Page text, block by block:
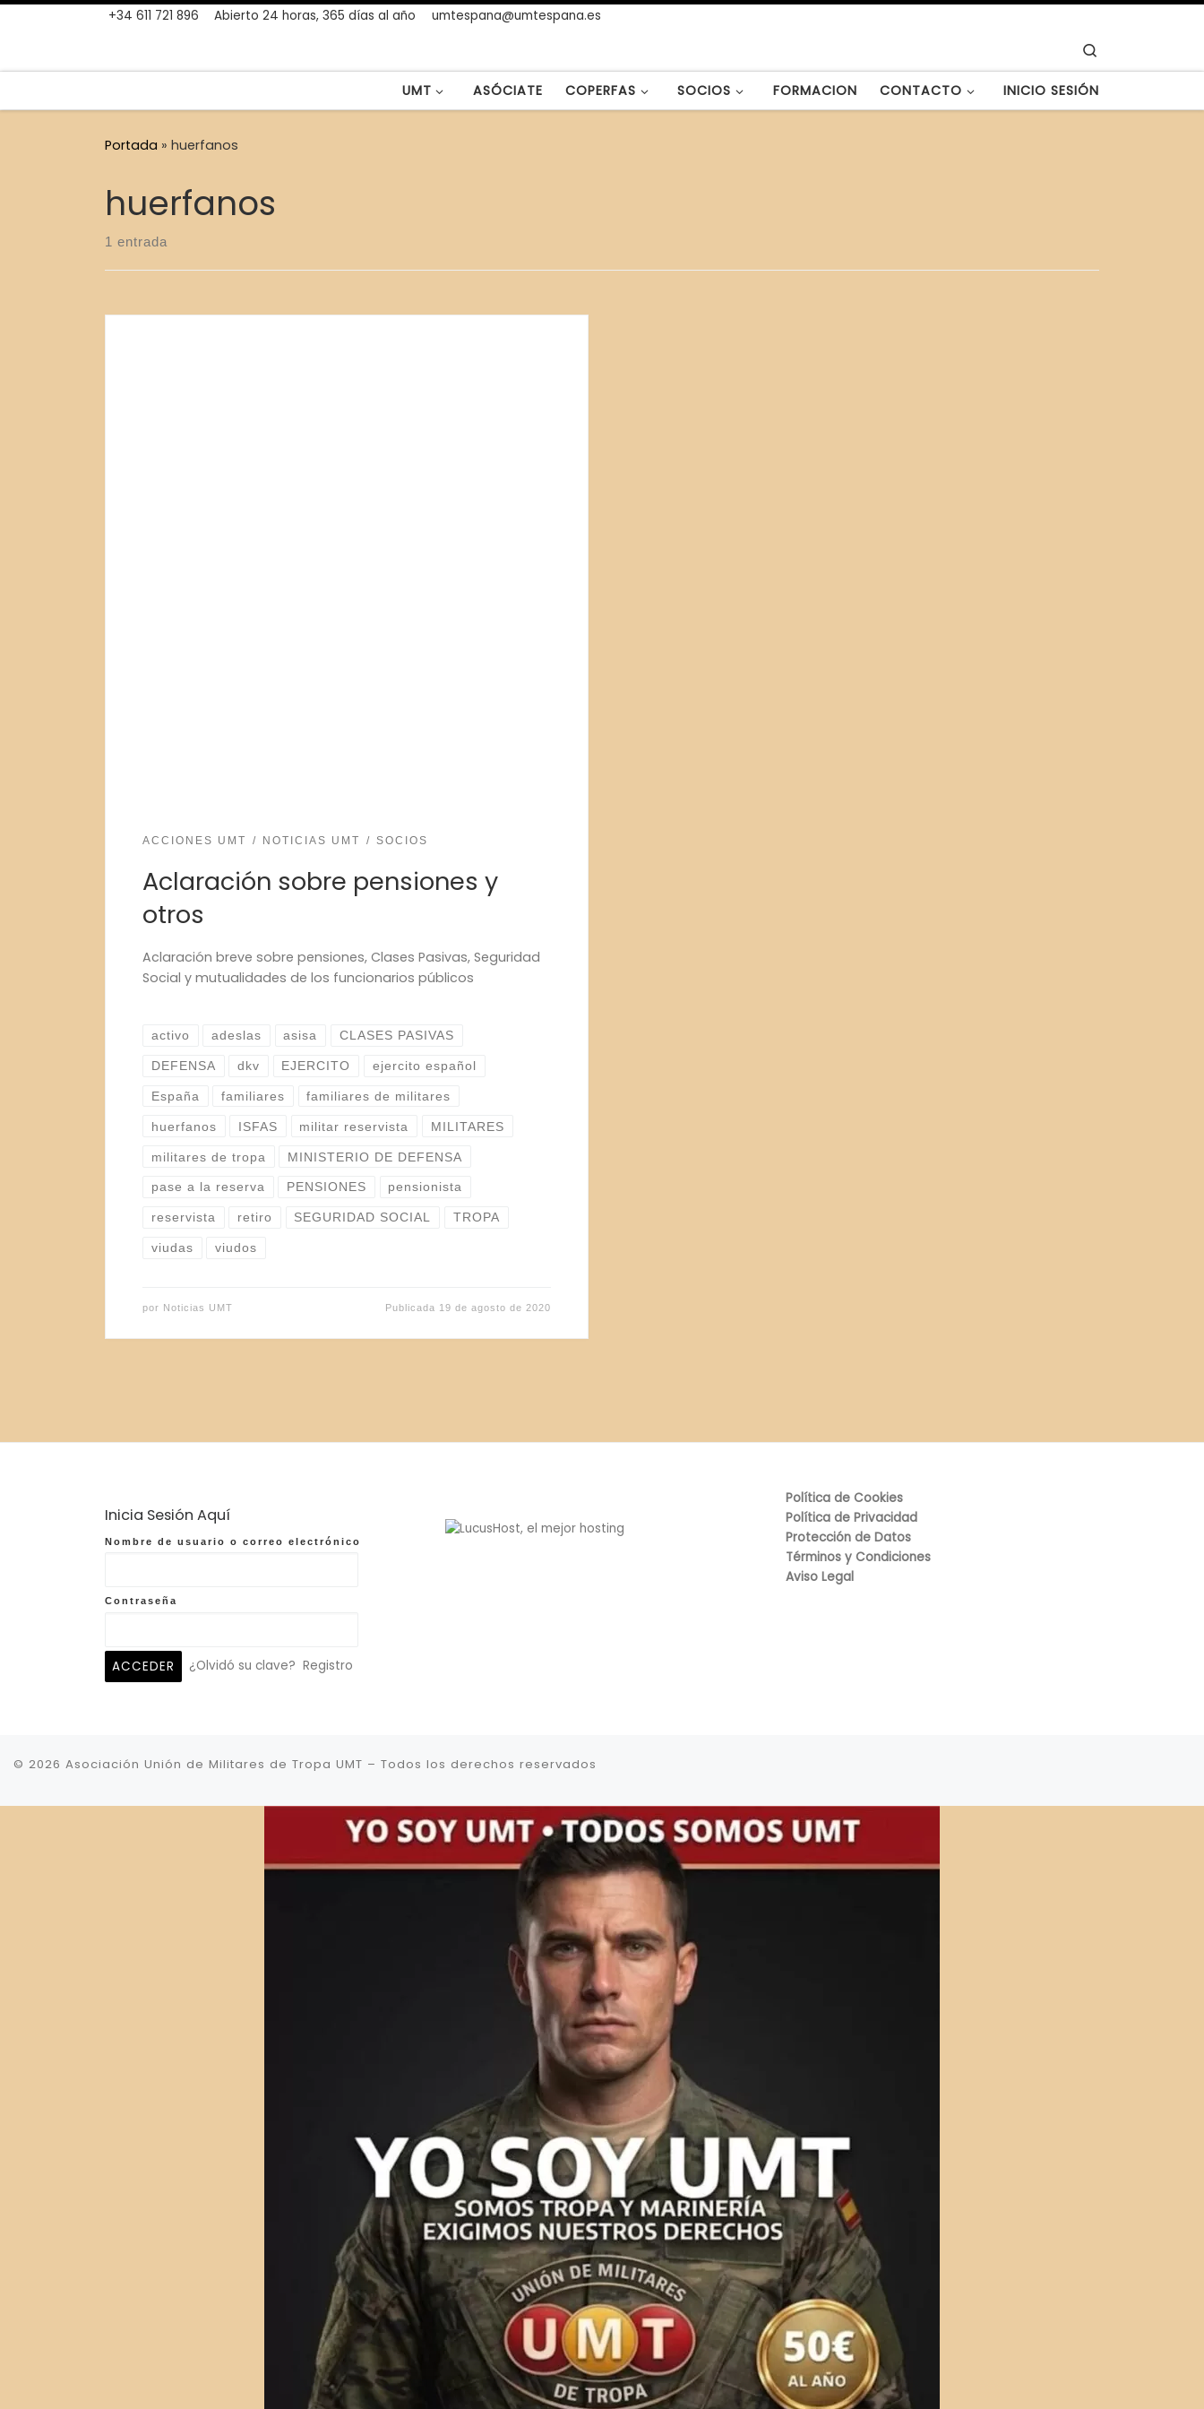
+34 611 721 896 Abierto 24 horas, 365 días al año umtespana@umtespana.es
UMT ASÓCIATE COPERFAS SOCIOS FORMACION CONTACTO INICIO SESIÓN
Portada » huerfanos
huerfanos
1 entrada
ACCIONES UMT NOTICIAS UMT SOCIOS
Aclaración sobre pensiones y
otros
Aclaración breve sobre pensiones, Clases Pasivas, Seguridad
Social y mutualidades de los funcionarios públicos
activo adeslas asisa CLASES PASIVAS
DEFENSA dkv EJERCITO ejercito español
España familiares familiares de militares
huerfanos ISFAS militar reservista MILITARES
militares de tropa MINISTERIO DE DEFENSA
pase a la reserva PENSIONES pensionista
reservista retiro SEGURIDAD SOCIAL TROPA
viudas viudos
por Noticias UMT Publicada 19 de agosto de 2020
Inicia Sesión Aquí
Nombre de usuario o correo electrónico
Contraseña
¿Olvidó su clave? Registro
Política de Cookies
Política de Privacidad
Protección de Datos
Términos y Condiciones
Aviso Legal
© 2026 Asociación Unión de Militares de Tropa UMT – Todos los derechos reservados